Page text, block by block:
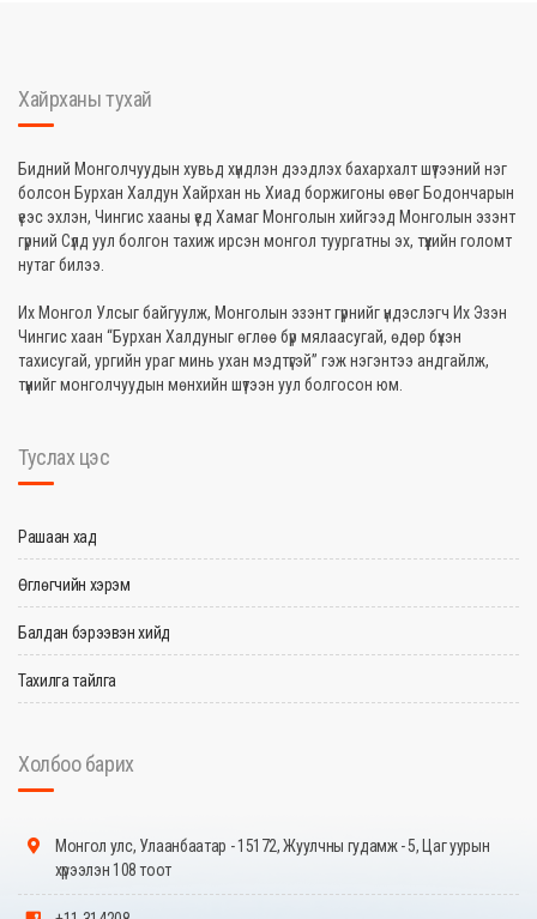
Хайрханы тухай
Бидний Монголчуудын хувьд хүндлэн дээдлэх бахархалт шүтээний нэг
болсон Бурхан Халдун Хайрхан нь Хиад боржигоны өвөг Бодончарын
үеэс эхлэн, Чингис хааны үед Хамаг Монголын хийгээд Монголын эзэнт
гүрний Сүлд уул болгон тахиж ирсэн монгол туургатны эх, түүхийн голомт
нутаг билээ.
Их Монгол Улсыг байгуулж, Монголын эзэнт гүрнийг үндэслэгч Их Эзэн
Чингис хаан “Бурхан Халдуныг өглөө бүр мялаасугай, өдөр бүхэн
тахисугай, ургийн ураг минь ухан мэдтүгэй” гэж нэгэнтээ андгайлж,
түүнийг монголчуудын мөнхийн шүтээн уул болгосон юм.
Туслах цэс
Рашаан хад
Өглөгчийн хэрэм
Балдан бэрээвэн хийд
Тахилга тайлга
Холбоо барих
Монгол улс, Улаанбаатар - 15172, Жуулчны гудамж - 5, Цаг уурын
хүрээлэн 108 тоот